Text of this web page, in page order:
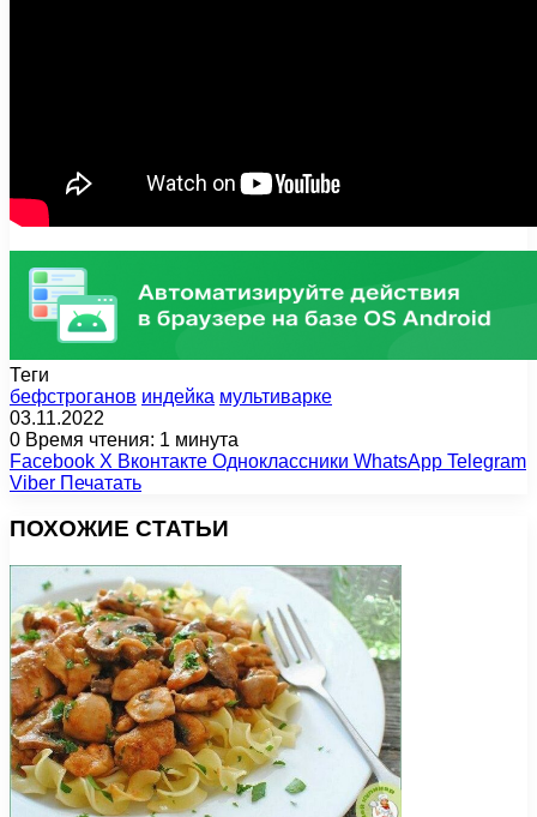
Теги
бефстроганов индейка мультиварке
03.11.2022
0 Время чтения: 1 минута
Facebook X Вконтакте Одноклассники WhatsApp Telegram
Viber Печатать
ПОХОЖИЕ СТАТЬИ